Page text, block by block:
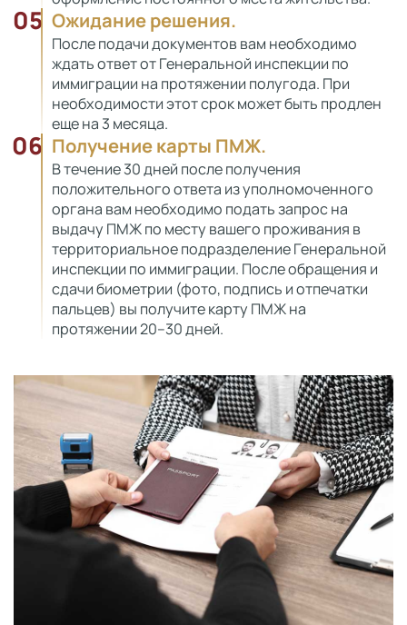
05 Ожидание решения.
После подачи документов вам необходимо
ждать ответ от Генеральной инспекции по
иммиграции на протяжении полугода. При
необходимости этот срок может быть продлен
еще на 3 месяца.
06 Получение карты ПМЖ.
В течение 30 дней после получения
положительного ответа из уполномоченного
органа вам необходимо подать запрос на
выдачу ПМЖ по месту вашего проживания в
территориальное подразделение Генеральной
инспекции по иммиграции. После обращения и
сдачи биометрии (фото, подпись и отпечатки
пальцев) вы получите карту ПМЖ на
протяжении 20–30 дней.